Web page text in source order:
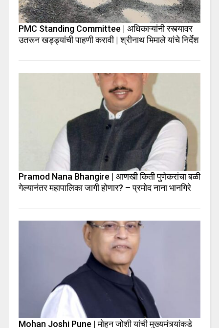
PMC Standing Committee | अधिकाऱ्यांनी रस्त्यावर
उतरून खड्ड्यांची पाहणी करावी | श्रीनाथ भिमाले यांचे निर्देश
Pramod Nana Bhangire | आणखी किती पुणेकरांचा बळी
गेल्यानंतर महापालिका जागी होणार? – प्रमोद नाना भानगिरे
Mohan Joshi Pune | मोहन जोशी यांची मुख्यमंत्र्यांकडे